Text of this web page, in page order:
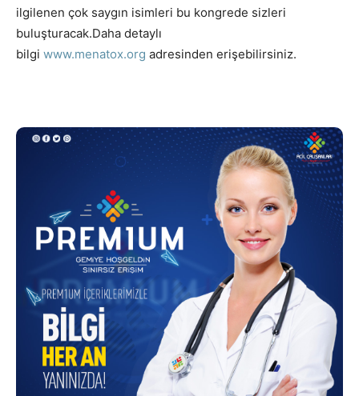
ilgilenen çok saygın isimleri bu kongrede sizleri
buluşturacak.Daha detaylı
bilgi www.menatox.org adresinden erişebilirsiniz.